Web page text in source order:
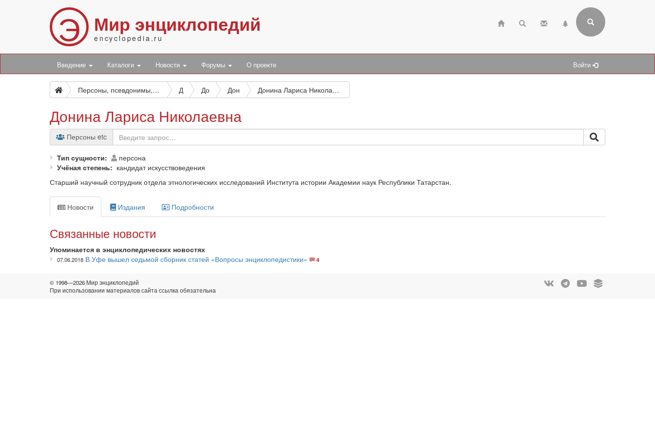
Э Мир энциклопедий
encyclopedia.ru
Введение Каталоги Новости Форумы О проекте Войти
Персоны, псевдонимы, персонажи и боты Д До Дон Донина Лариса Николаевна
Донина Лариса Николаевна
Персоны etc
Тип сущности
персона
Учёная степень
кандидат искусствоведения
Старший научный сотрудник отдела этнологических исследований Института истории Академии наук Республики Татарстан.
Новости Издания Подробности
Связанные новости
Упоминается в энциклопедических новостях
07.06.2018 В Уфе вышел седьмой сборник статей «Вопросы энциклопедистики» 4
© 1998—2026 Мир энциклопедий
При использовании материалов сайта ссылка обязательна